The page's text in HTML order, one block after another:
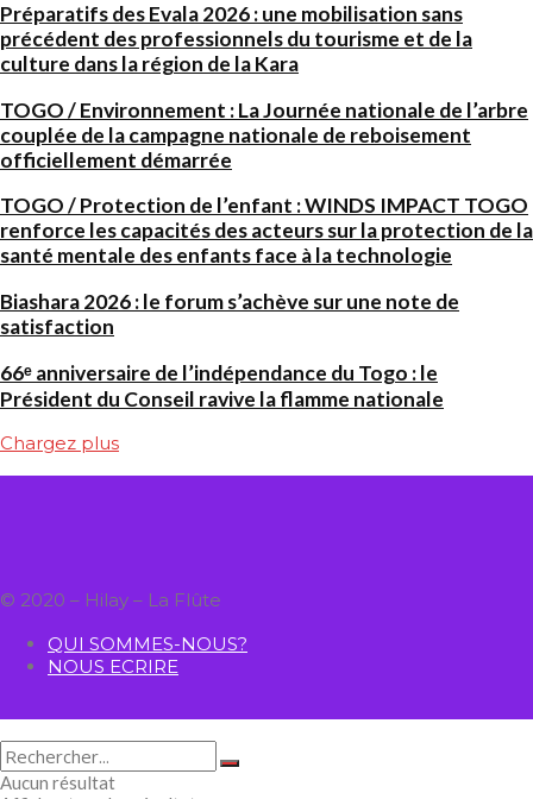
Préparatifs des Evala 2026 : une mobilisation sans
précédent des professionnels du tourisme et de la
culture dans la région de la Kara
TOGO / Environnement : La Journée nationale de l’arbre
couplée de la campagne nationale de reboisement
officiellement démarrée
TOGO / Protection de l’enfant : WINDS IMPACT TOGO
renforce les capacités des acteurs sur la protection de la
santé mentale des enfants face à la technologie
Biashara 2026 : le forum s’achève sur une note de
satisfaction
66ᵉ anniversaire de l’indépendance du Togo : le
Président du Conseil ravive la flamme nationale
Chargez plus
© 2020 – Hilay – La Flûte
QUI SOMMES-NOUS?
NOUS ECRIRE
Aucun résultat